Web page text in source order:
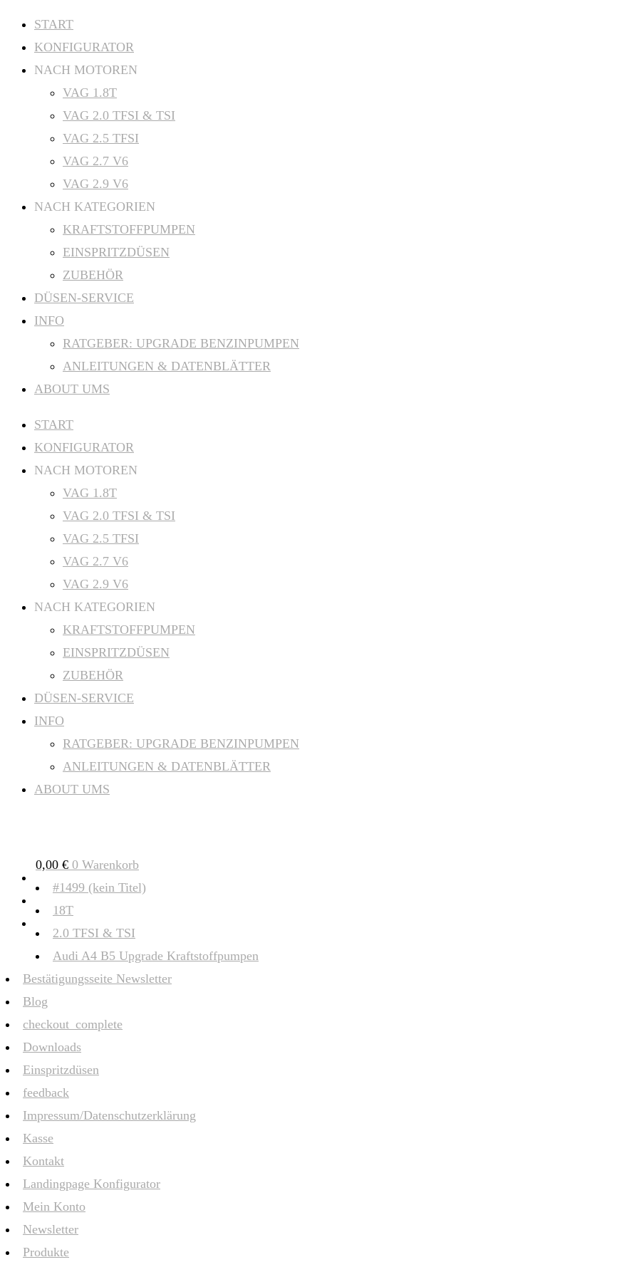
Zum
Inhalt
springen
START
KONFIGURATOR
NACH MOTOREN
VAG 1.8T
VAG 2.0 TFSI & TSI
VAG 2.5 TFSI
VAG 2.7 V6
VAG 2.9 V6
NACH KATEGORIEN
KRAFTSTOFFPUMPEN
EINSPRITZDÜSEN
ZUBEHÖR
DÜSEN-SERVICE
INFO
RATGEBER: UPGRADE BENZINPUMPEN
ANLEITUNGEN & DATENBLÄTTER
ABOUT UMS
START
KONFIGURATOR
NACH MOTOREN
VAG 1.8T
VAG 2.0 TFSI & TSI
VAG 2.5 TFSI
VAG 2.7 V6
VAG 2.9 V6
NACH KATEGORIEN
KRAFTSTOFFPUMPEN
EINSPRITZDÜSEN
ZUBEHÖR
DÜSEN-SERVICE
INFO
RATGEBER: UPGRADE BENZINPUMPEN
ANLEITUNGEN & DATENBLÄTTER
ABOUT UMS
0,00 € 0 Warenkorb
#1499 (kein Titel)
18T
2.0 TFSI & TSI
Audi A4 B5 Upgrade Kraftstoffpumpen
Bestätigungsseite Newsletter
Blog
checkout_complete
Downloads
Einspritzdüsen
feedback
Impressum/Datenschutzerklärung
Kasse
Kontakt
Landingpage Konfigurator
Mein Konto
Newsletter
Produkte